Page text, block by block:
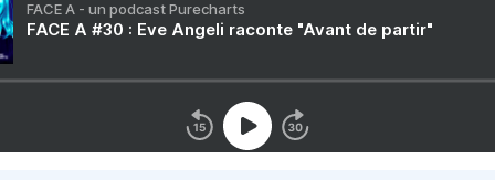
FACE A - un podcast Purecharts
FACE A #30 : Eve Angeli raconte "Avant de partir"